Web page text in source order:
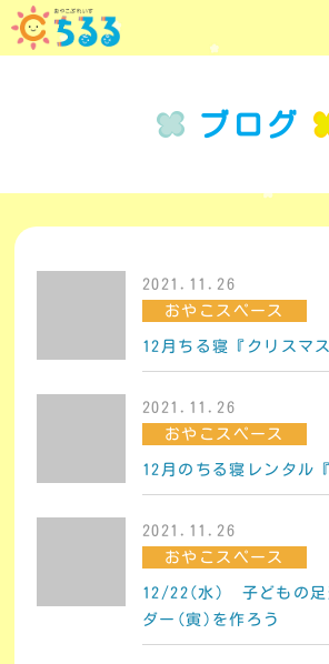
ブログ
2021.11.26
おやこスペース
12月ちる寝『クリスマス
2021.11.26
おやこスペース
12月のちる寝レンタル
2021.11.26
おやこスペース
12/22(水) 子どもの足
ダー(寅)を作ろう